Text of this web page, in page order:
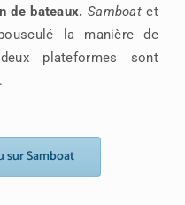
de bateaux. Samboat et
la manière de
plateformes sont
sur Samboat